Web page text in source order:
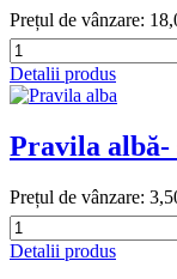
Prețul de vânzare:
Detalii produs
Pravila
Prețul de vânzare:
Detalii produs